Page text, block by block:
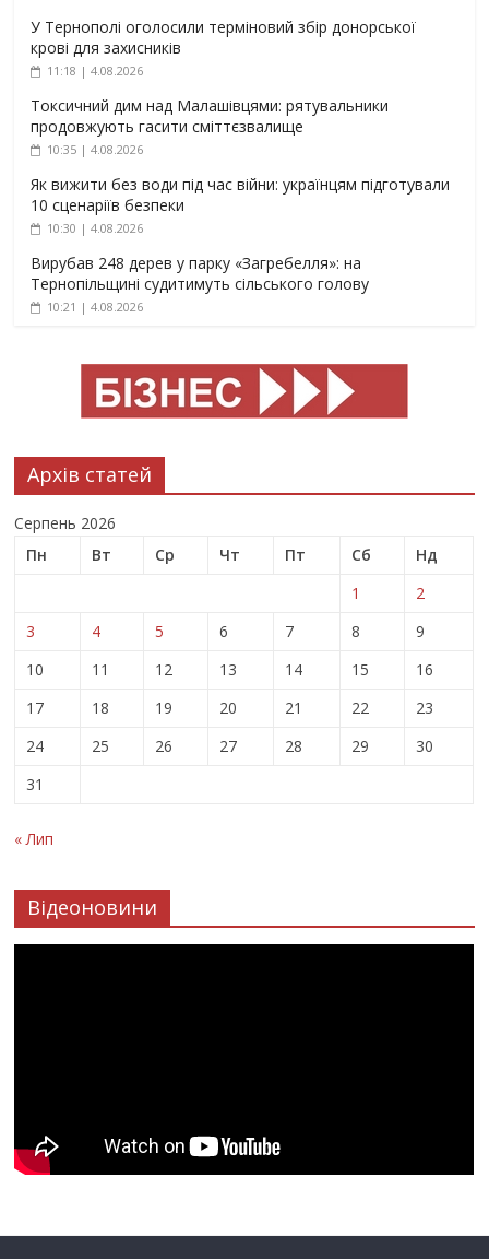
У Тернополі оголосили терміновий збір донорської
крові для захисників
11:18 | 4.08.2026
Токсичний дим над Малашівцями: рятувальники
продовжують гасити сміттєзвалище
10:35 | 4.08.2026
Як вижити без води під час війни: українцям підготували
10 сценаріїв безпеки
10:30 | 4.08.2026
Вирубав 248 дерев у парку «Загребелля»: на
Тернопільщині судитимуть сільського голову
10:21 | 4.08.2026
Архів статей
Серпень 2026
Пн
Вт Ср Чт Пт Сб
Нд
1
2
3
4 5 6 7 8
9
10
11 12 13 14 15
16
17
18 19 20 21 22
23
24
25 26 27 28 29
30
31
« Лип
Відеоновини